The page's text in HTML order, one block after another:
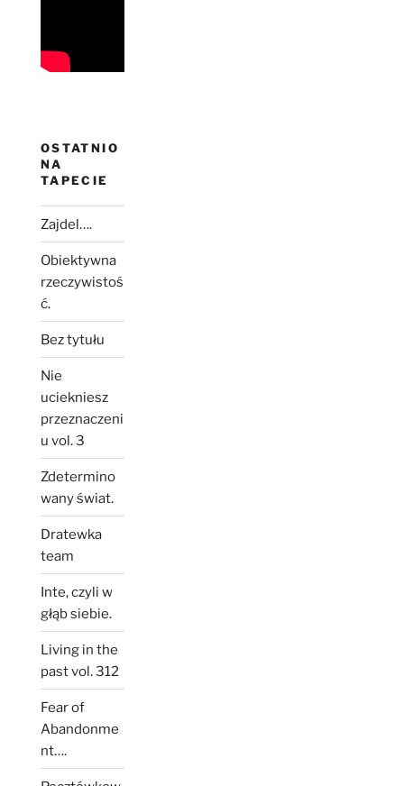
OSTATNIO
NA
TAPECIE
Zajdel….
Obiektywna
rzeczywistoś
ć.
Bez tytułu
Nie
uciekniesz
przeznaczeni
u vol. 3
Zdetermino
wany świat.
Dratewka
team
Inte, czyli w
głąb siebie.
Living in the
past vol. 312
Fear of
Abandonme
nt….